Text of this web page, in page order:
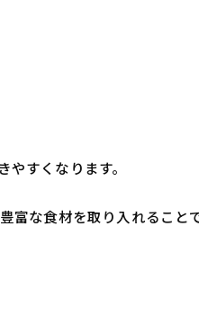
すくなります。
富な食材を取り入れること